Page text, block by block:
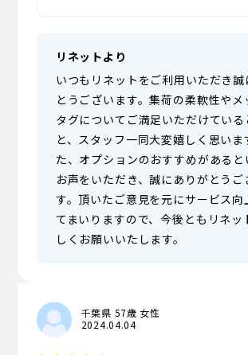
リネットより
いつもリネットをご利用いただき
とうございます。集荷の柔軟性やメ
タグについてご満足いただけている
と、スタッフ一同大変嬉しく思いま
た、オプションのおすすめがあると
お声をいただき、誠にありがとうご
す。頂いたご意見を元にサービス向
てまいりますので、今後ともリネッ
しくお願いいたします。
千葉県 57歳 女性
2024.04.04